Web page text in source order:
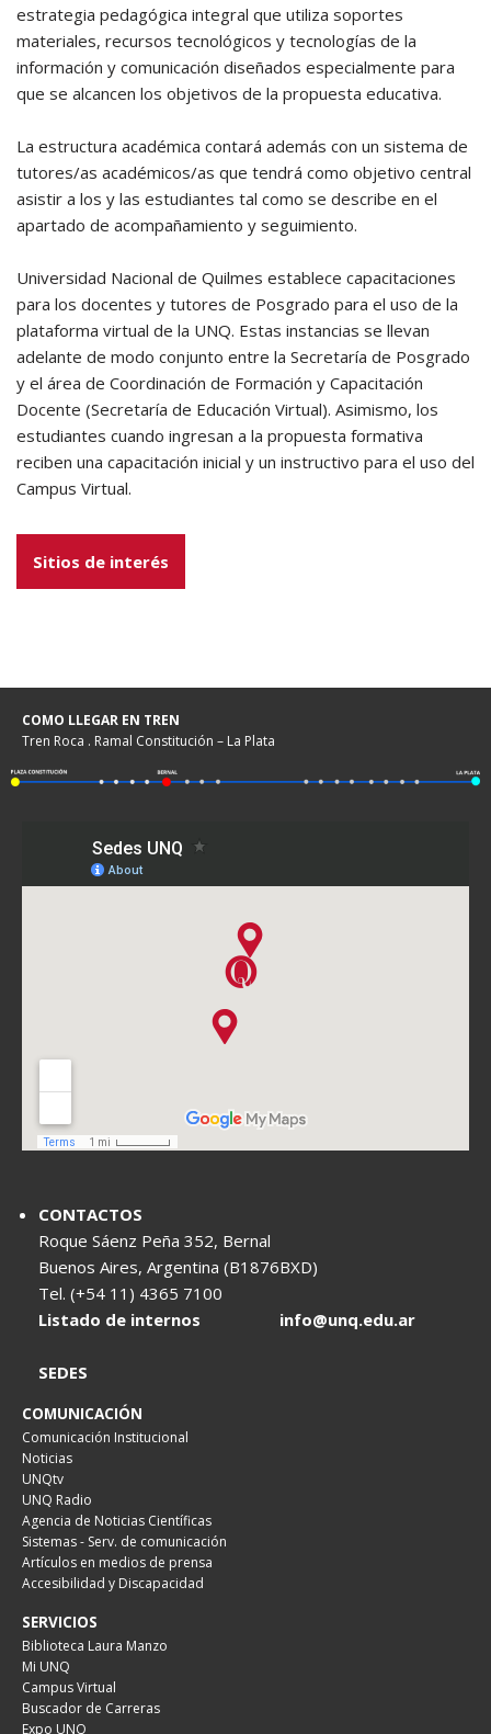
estrategia pedagógica integral que utiliza soportes
materiales, recursos tecnológicos y tecnologías de la
información y comunicación diseñados especialmente para
que se alcancen los objetivos de la propuesta educativa.
La estructura académica contará además con un sistema de
tutores/as académicos/as que tendrá como objetivo central
asistir a los y las estudiantes tal como se describe en el
apartado de acompañamiento y seguimiento.
Universidad Nacional de Quilmes establece capacitaciones
para los docentes y tutores de Posgrado para el uso de la
plataforma virtual de la UNQ. Estas instancias se llevan
adelante de modo conjunto entre la Secretaría de Posgrado
y el área de Coordinación de Formación y Capacitación
Docente (Secretaría de Educación Virtual). Asimismo, los
estudiantes cuando ingresan a la propuesta formativa
reciben una capacitación inicial y un instructivo para el uso del
Campus Virtual.
Sitios de interés
COMO LLEGAR EN TREN
Tren Roca . Ramal Constitución – La Plata
CONTACTOS
Roque Sáenz Peña 352, Bernal
Buenos Aires, Argentina (B1876BXD)
Tel. (+54 11) 4365 7100
Listado de internos
info@unq.edu.ar
SEDES
COMUNICACIÓN
Comunicación Institucional
Noticias
UNQtv
UNQ Radio
Agencia de Noticias Científicas
Sistemas - Serv. de comunicación
Artículos en medios de prensa
Accesibilidad y Discapacidad
SERVICIOS
Biblioteca Laura Manzo
Mi UNQ
Campus Virtual
Buscador de Carreras
Expo UNQ